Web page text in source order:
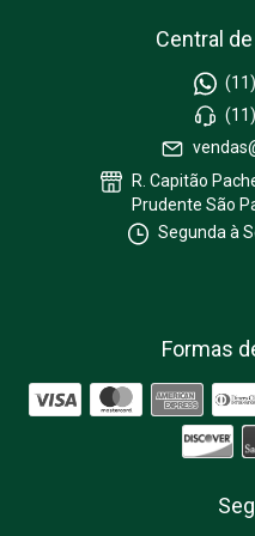
Central
R. Capitão
Prudente São
Segunda à
Formas